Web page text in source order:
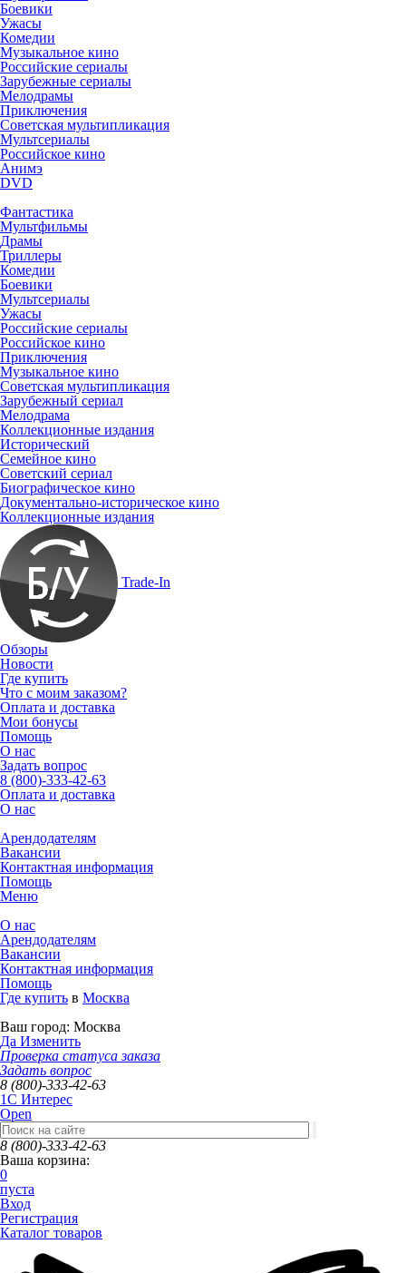
Боевики
Ужасы
Комедии
Музыкальное кино
Российские сериалы
Зарубежные сериалы
Мелодрамы
Приключения
Советская мультипликация
Мультсериалы
Российское кино
Анимэ
DVD
Фантастика
Мультфильмы
Драмы
Триллеры
Комедии
Боевики
Мультсериалы
Ужасы
Российские сериалы
Российское кино
Приключения
Музыкальное кино
Советская мультипликация
Зарубежный сериал
Мелодрама
Коллекционные издания
Исторический
Семейное кино
Советский сериал
Биографическое кино
Документально-историческое кино
Коллекционные издания
Trade-In
Обзоры
Новости
Где купить
Что с моим заказом?
Оплата и доставка
Мои бонусы
Помощь
О нас
Задать вопрос
8 (800)-333-42-63
Оплата и доставка
О нас
Арендодателям
Вакансии
Контактная информация
Помощь
Меню
О нас
Арендодателям
Вакансии
Контактная информация
Помощь
Где купить в Москва
Ваш город: Москва
Да Изменить
Проверка статуса заказа
Задать вопрос
8 (800)-333-42-63
1C Интерес
Open
8 (800)-333-42-63
Ваша корзина:
0
пуста
Вход
Регистрация
Каталог товаров